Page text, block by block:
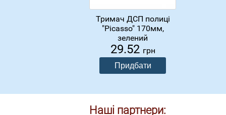
Тримач ДСП полиці
"Picasso" 170мм,
зелений
29.52 грн
Наші партнери: